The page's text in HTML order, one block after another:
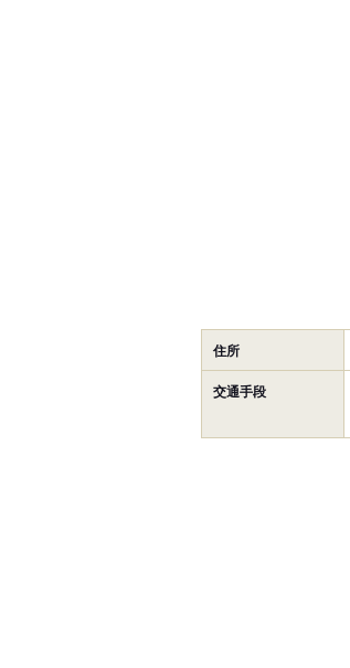
住所
交通手段